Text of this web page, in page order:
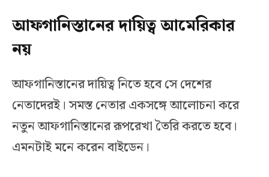
আফগানিস্তানের দায়িত্ব আমেরিকার
নয়
আফগানিস্তানের দায়িত্ব নিতে হবে সে দেশের
নেতাদেরই। সমস্ত নেতার একসঙ্গে আলোচনা করে
নতুন আফগানিস্তানের রূপরেখা তৈরি করতে হবে।
এমনটাই মনে করেন বাইডেন।